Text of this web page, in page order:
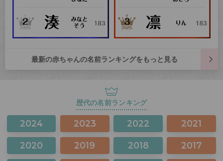
最新の赤ちゃんの名前ランキングをもっと見る
歴代の名前ランキング
2024 2023 2022 2021
2020 2019 2018 2017